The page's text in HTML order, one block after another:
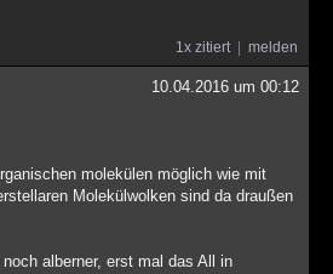
1x zitiert melden
10.04.2016 um 00:12
molekülen möglich wie mit
Molekülwolken sind da draußen
alberner, erst mal das All in